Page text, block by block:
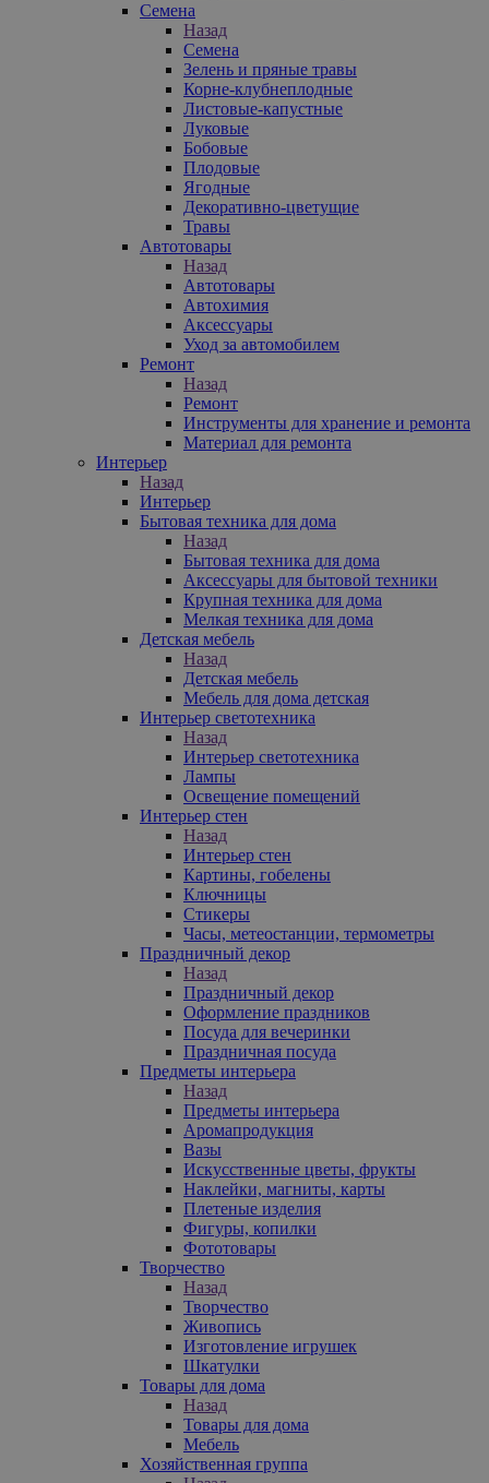
Семена
Назад
Семена
Зелень и пряные травы
Корне-клубнеплодные
Листовые-капустные
Луковые
Бобовые
Плодовые
Ягодные
Декоративно-цветущие
Травы
Автотовары
Назад
Автотовары
Автохимия
Аксессуары
Уход за автомобилем
Ремонт
Назад
Ремонт
Инструменты для хранение и ремонта
Материал для ремонта
Интерьер
Назад
Интерьер
Бытовая техника для дома
Назад
Бытовая техника для дома
Аксессуары для бытовой техники
Крупная техника для дома
Мелкая техника для дома
Детская мебель
Назад
Детская мебель
Мебель для дома детская
Интерьер светотехника
Назад
Интерьер светотехника
Лампы
Освещение помещений
Интерьер стен
Назад
Интерьер стен
Картины, гобелены
Ключницы
Стикеры
Часы, метеостанции, термометры
Праздничный декор
Назад
Праздничный декор
Оформление праздников
Посуда для вечеринки
Праздничная посуда
Предметы интерьера
Назад
Предметы интерьера
Аромапродукция
Вазы
Искусственные цветы, фрукты
Наклейки, магниты, карты
Плетеные изделия
Фигуры, копилки
Фототовары
Творчество
Назад
Творчество
Живопись
Изготовление игрушек
Шкатулки
Товары для дома
Назад
Товары для дома
Мебель
Хозяйственная группа